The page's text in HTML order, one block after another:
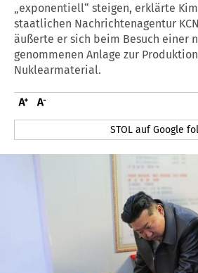
„exponentiell“ steigen, erklärte
staatlichen Nachrichtenagentur
äußerte er sich beim Besuch einer
genommenen Anlage zur
Nuklearmaterial.
STOL auf Google